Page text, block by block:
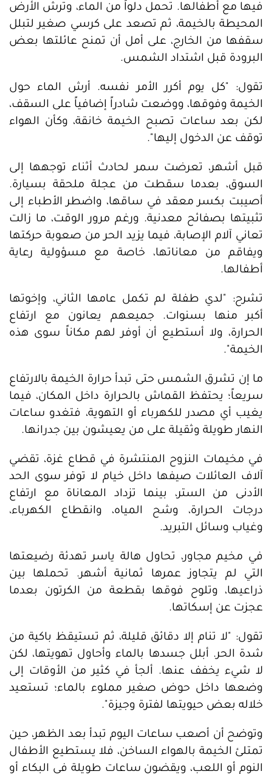
فيها مع أطفالها. تحمل دلواً من الماء، وترش الأرض
المحيطة بالخيمة، ثم تصعد على كرسي صغير لتبلل
سقفها من الخارج، على أمل أن تمنح عائلتها بعض
البرودة قبل اشتداد الشمس.
تقول: "كل يوم أكرر الأمر نفسه. أرش الماء حول
الخيمة وفوقها، ووضعت شادراً إضافياً على السقف،
لكن بعد ساعات تصبح الخيمة خانقة، وكأن الهواء
توقف عن الدخول إليها".
قبل أشهر، تعرضت سمر لحادث أثناء توجهها إلى
السوق، بعدما سقطت من عجلة ملحقة بسيارة.
أصيبت بكسر معقد في ساقها، واضطر الأطباء إلى
تثبيتها بصفائح معدنية. ورغم مرور الوقت، ما زالت
تعاني آلام الإصابة، فيما يزيد الحر من صعوبة حركتها
ويفاقم من معاناتها، خاصة مع مسؤولية رعاية
أطفالها.
تشرح: "لدي طفلة لم تكمل عامها الثاني، وإخوتها
أكبر منها بسنوات. جميعهم يعانون مع ارتفاع
الحرارة، ولا أستطيع أن أوفر لهم مكاناً سوى هذه
الخيمة".
ما إن تشرق الشمس حتى تبدأ حرارة الخيمة بالارتفاع
سريعاً؛ يحتفظ القماش بالحرارة داخل المكان، فيما
يغيب أي مصدر للكهرباء أو التهوية، فتغدو ساعات
النهار طويلة وثقيلة على من يعيشون بين جدرانها.
في مخيمات النزوح المنتشرة في قطاع غزة، تقضي
آلاف العائلات صيفها داخل خيام لا توفر سوى الحد
الأدنى من الستر، بينما تزداد المعاناة مع ارتفاع
درجات الحرارة، وشح المياه، وانقطاع الكهرباء،
وغياب وسائل التبريد.
في مخيم مجاور، تحاول هالة ياسر تهدئة رضيعتها
التي لم يتجاوز عمرها ثمانية أشهر. تحملها بين
ذراعيها، وتلوح فوقها بقطعة من الكرتون بعدما
عجزت عن إسكاتها.
تقول: "لا تنام إلا دقائق قليلة، ثم تستيقظ باكية من
شدة الحر. أبلل جسدها بالماء وأحاول تهويتها، لكن
لا شيء يخفف عنها. ألجأ في كثير من الأوقات إلى
وضعها داخل حوض صغير مملوء بالماء؛ تستعيد
خلاله بعض حيويتها لفترة وجيزة".
وتوضح أن أصعب ساعات اليوم تبدأ بعد الظهر، حين
تمتلئ الخيمة بالهواء الساخن، فلا يستطيع الأطفال
النوم أو اللعب، ويقضون ساعات طويلة في البكاء أو